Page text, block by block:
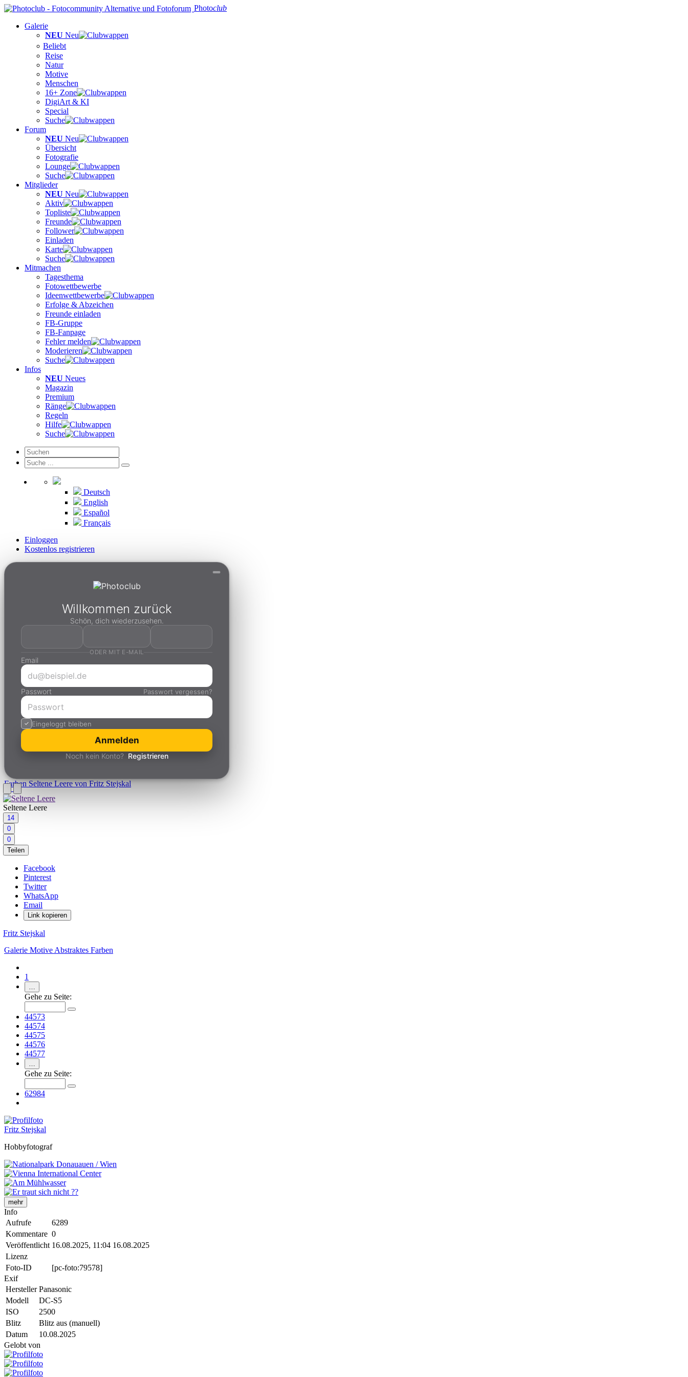
Photoclub
Galerie
NEU Neu
Beliebt
Reise
Natur
Motive
Menschen
16+ Zone
DigiArt & KI
Special
Suche
Forum
NEU Neu
Übersicht
Fotografie
Lounge
Suche
Mitglieder
NEU Neu
Aktiv
Topliste
Freunde
Follower
Einladen
Karte
Suche
Mitmachen
Tagesthema
Fotowettbewerbe
Ideenwettbewerbe
Erfolge & Abzeichen
Freunde einladen
FB-Gruppe
FB-Fanpage
Fehler melden
Moderieren
Suche
Infos
NEU Neues
Magazin
Premium
Ränge
Regeln
Hilfe
Suche
Deutsch
English
Español
Français
Einloggen
Kostenlos registrieren
Willkommen zurück
Schön, dich wiederzusehen.
ODER MIT E-MAIL
Email
Passwort Passwort vergessen?
Eingeloggt bleiben
Anmelden
Noch kein Konto? Registrieren
FarbenSeltene Leere von Fritz Stejskal
Seltene Leere
14
0
0
Teilen
Facebook
Pinterest
Twitter
WhatsApp
Email
Link kopieren
Fritz Stejskal
Galerie Motive Abstraktes Farben
1
…
Gehe zu Seite:
44573
44574
44575
44576
44577
…
Gehe zu Seite:
62984
Fritz Stejskal
Hobbyfotograf
mehr
Info
Aufrufe
6289
Kommentare 0
Veröffentlicht 16.08.2025, 11:04 16.08.2025
Lizenz
Foto-ID
[pc-foto:79578]
Exif
Hersteller Panasonic
Modell
DC-S5
ISO
2500
Blitz
Blitz aus (manuell)
Datum
10.08.2025
Gelobt von